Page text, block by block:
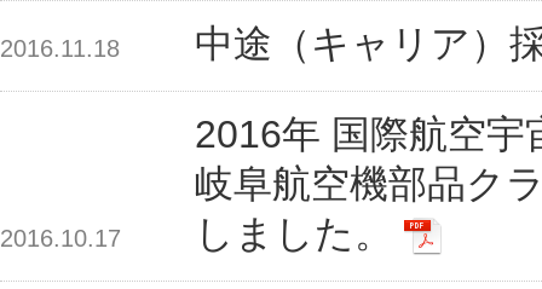
2016.11.18 中途（キャリア）
2016.10.17
2016年 国際航空宇
岐阜航空機部品ク
しました。